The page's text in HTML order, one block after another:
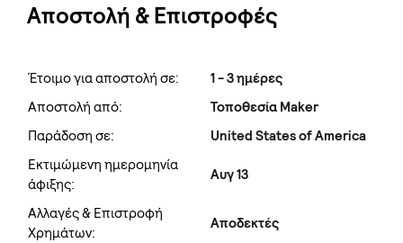
Αποστολή & Επιστροφές
Έτοιμο για αποστολή σε:
1 - 3 ημέρες
Αποστολή από:
Τοποθεσία Maker
Παράδοση σε:
United States of America
Εκτιμώμενη ημερομηνία
άφιξης:
Αυγ 13
Αλλαγές & Επιστροφή
Χρημάτων:
Αποδεκτές